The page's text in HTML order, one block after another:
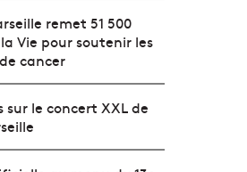
remet 51 500
Vie pour soutenir les
cancer
sur le concert XXL de